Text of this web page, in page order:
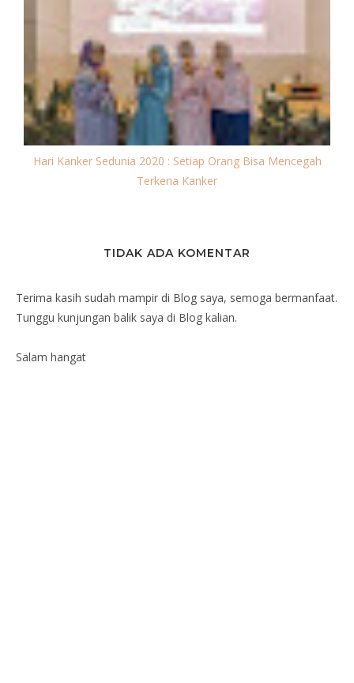
Hari Kanker Sedunia 2020 : Setiap Orang Bisa Mencegah
Terkena Kanker
TIDAK ADA KOMENTAR
Terima kasih sudah mampir di Blog saya, semoga bermanfaat.
Tunggu kunjungan balik saya di Blog kalian.
Salam hangat